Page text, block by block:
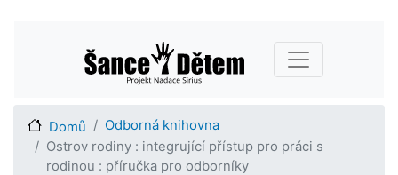
hlavnímu
obsahu
Main navigation
Domů
Odborná knihovna
Ostrov rodiny : integrující přístup pro práci s
rodinou : příručka pro odborníky